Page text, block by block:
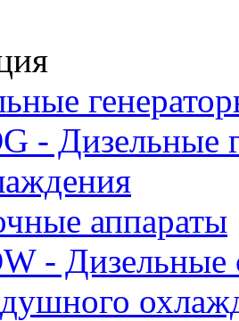
- Дизельные
аппараты
- Дизельные